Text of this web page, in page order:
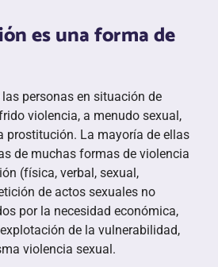
es una forma de
personas en situación de
violencia, a menudo sexual,
prostitución. La mayoría de ellas
de muchas formas de violencia
(física, verbal, sexual,
de actos sexuales no
por la necesidad económica,
de la vulnerabilidad,
violencia sexual.